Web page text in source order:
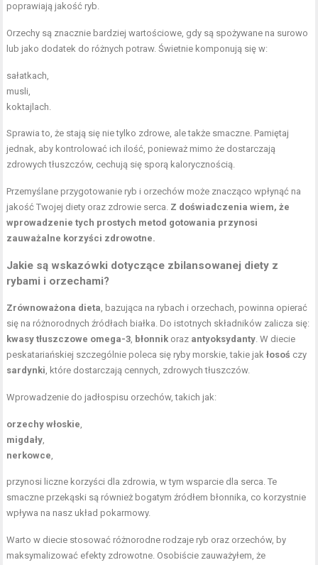
poprawiają jakość ryb.
Orzechy są znacznie bardziej wartościowe, gdy są spożywane na surowo
lub jako dodatek do różnych potraw. Świetnie komponują się w:
sałatkach,
musli,
koktajlach.
Sprawia to, że stają się nie tylko zdrowe, ale także smaczne. Pamiętaj
jednak, aby kontrolować ich ilość, ponieważ mimo że dostarczają
zdrowych tłuszczów, cechują się sporą kalorycznością.
Przemyślane przygotowanie ryb i orzechów może znacząco wpłynąć na
jakość Twojej diety oraz zdrowie serca. Z doświadczenia wiem, że
wprowadzenie tych prostych metod gotowania przynosi
zauważalne korzyści zdrowotne.
Jakie są wskazówki dotyczące zbilansowanej diety z
rybami i orzechami?
Zrównoważona dieta, bazująca na rybach i orzechach, powinna opierać
się na różnorodnych źródłach białka. Do istotnych składników zalicza się:
kwasy tłuszczowe omega-3, błonnik oraz antyoksydanty. W diecie
peskatariańskiej szczególnie poleca się ryby morskie, takie jakłosoś czy
sardynki, które dostarczają cennych, zdrowych tłuszczów.
Wprowadzenie do jadłospisu orzechów, takich jak:
orzechy włoskie,
migdały,
nerkowce,
przynosi liczne korzyści dla zdrowia, w tym wsparcie dla serca. Te
smaczne przekąski są również bogatym źródłem błonnika, co korzystnie
wpływa na nasz układ pokarmowy.
Warto w diecie stosować różnorodne rodzaje ryb oraz orzechów, by
maksymalizować efekty zdrowotne. Osobiście zauważyłem, że